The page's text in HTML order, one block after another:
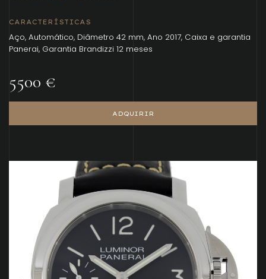
CARACTERÍSTICAS
Aço, Automático, Diâmetro 42 mm, Ano 2017, Caixa e garantia
Panerai, Garantia Brandizzi 12 meses
5500 €
ADQUIRIR